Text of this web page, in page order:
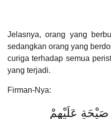
Jelasnya, orang yang
sedangkan orang yang
curiga terhadap semua
yang terjadi.
Firman-Nya: